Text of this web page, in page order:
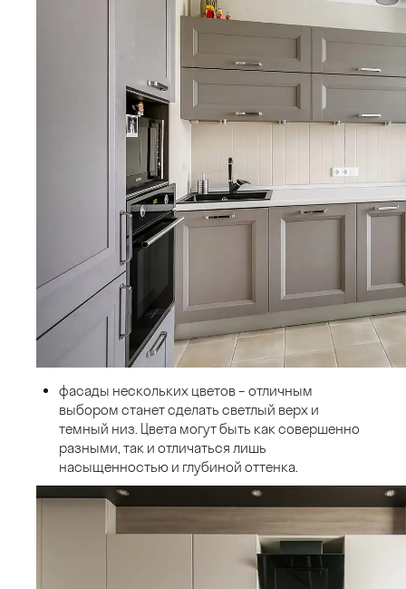
фасады нескольких цветов – отличным
выбором станет сделать светлый верх и
темный низ. Цвета могут быть как совершенно
разными, так и отличаться лишь
насыщенностью и глубиной оттенка.